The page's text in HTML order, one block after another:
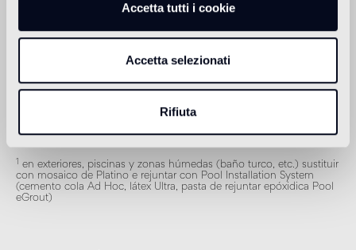
Accetta tutti i cookie
Accetta selezionati
Rifiuta
en exteriores, piscinas y zonas húmedas (baño turco, etc.) sustituir
con mosaico de Platino e rejuntar con Pool Installation System
(cemento cola Ad Hoc, látex Ultra, pasta de rejuntar epóxidica Pool
eGrout)